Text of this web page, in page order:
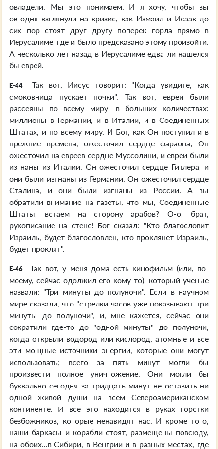
овладели. Мы это понимаем. И я хочу, чтобы вы
сегодня взглянули на кризис, как Измаил и Исаак до
сих пор стоят друг другу поперек горла прямо в
Иерусалиме, где и было предсказано этому произойти.
А несколько лет назад в Иерусалиме едва ли нашелся
бы еврей.
E-44
Так вот, Иисус говорит: "Когда увидите, как
смоковница пускает почки". Так вот, евреи были
рассеяны по всему миру: в больших количествах:
миллионы в Германии, и в Италии, и в Соединенных
Штатах, и по всему миру. И Бог, как Он поступил и в
прежние времена, ожесточил сердце фараона; Он
ожесточил на евреев сердце Муссолини, и евреи были
изгнаны из Италии. Он ожесточил сердце Гитлера, и
они были изгнаны из Германии. Он ожесточил сердце
Сталина, и они были изгнаны из России. А вы
обратили внимание на газеты, что мы, Соединенные
Штаты, встаем на сторону арабов? О-о, брат,
рукописание на стене! Бог сказал: "Кто благословит
Израиль, будет благословлен, кто проклянет Израиль,
будет проклят".
E-46
Так вот, у меня дома есть кинофильм (или, по-
моему, сейчас одолжил его кому-то), который ученые
назвали: "Три минуты до полуночи". Если в научном
мире сказали, что "стрелки часов уже показывают три
минуты до полуночи", и, мне кажется, сейчас они
сократили где-то до "одной минуты" до полуночи,
когда открыли водород или кислород, атомные и все
эти мощные источники энергии, которые они могут
использовать; всего за пять минут могли бы
произвести полное уничтожение. Они могли бы
буквально сегодня за тридцать минут не оставить ни
одной живой души на всем Североамериканском
континенте. И все это находится в руках горстки
безбожников, которые ненавидят нас. И кроме того,
наши баркасы и корабли стоят, размещены повсюду,
на обоих...в Сибири, в Венгрии и в разных местах, где